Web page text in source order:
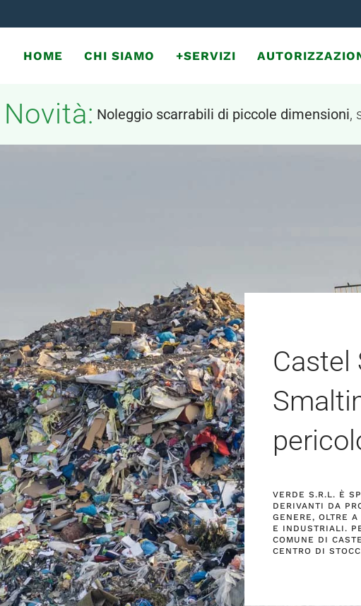
HOME CHI SIAMO +SERVIZI
Novità: Noleggio scarrabili di piccole dimensioni,
Castel
VERDE S.R.L. È
DERIVANTI DA
GENERE, OLTRE
E INDUSTRIALI.
COMUNE DI
CENTRO DI